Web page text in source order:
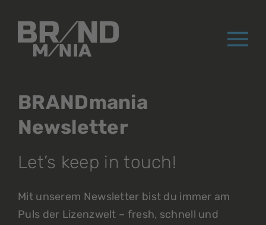
®
BRANDmania
Newsletter
Let’s keep in touch!
Mit unserem Newsletter bist du immer am
Puls der Lizenzwelt – fresh, schnell und